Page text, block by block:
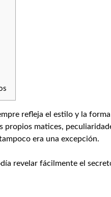
refleja el estilo y la
propios matices,
era una excepción.
revelar fácilmente el